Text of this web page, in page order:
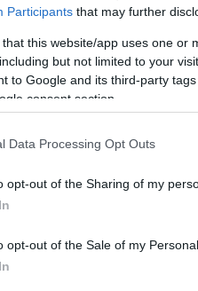
Participants that may further
that this website/app uses one or
but not limited to your
to Google and its third-party
consent section.
Data Processing Opt Outs
opt-out of the Sharing of my
opt-out of the Sale of my Personal